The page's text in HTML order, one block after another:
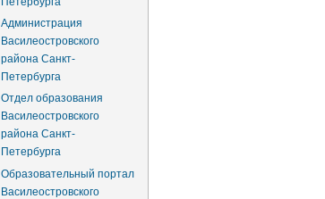
Администрация
Василеостровского
района Санкт-
Петербурга
Отдел образования
Василеостровского
района Санкт-
Петербурга
Образовательный портал
Василеостровского